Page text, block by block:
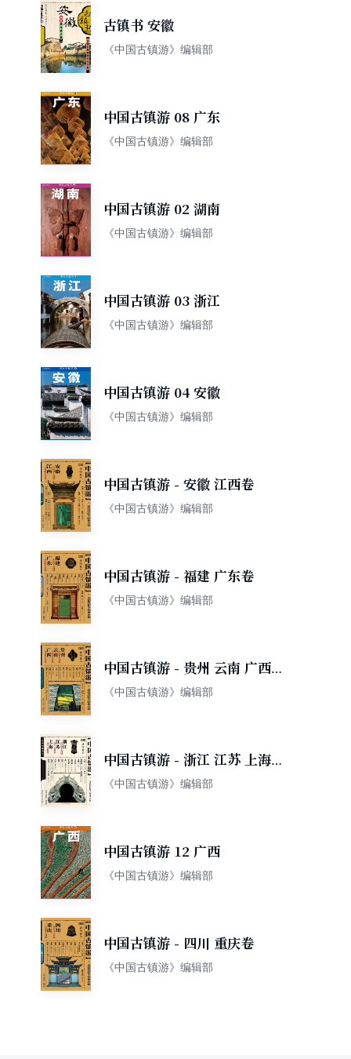
古镇书 安徽
《中国古镇游》编辑部
中国古镇游 08 广东
《中国古镇游》编辑部
中国古镇游 02 湖南
《中国古镇游》编辑部
中国古镇游 03 浙江
《中国古镇游》编辑部
中国古镇游 04 安徽
《中国古镇游》编辑部
中国古镇游 - 安徽 江西卷
《中国古镇游》编辑部
中国古镇游 - 福建 广东卷
《中国古镇游》编辑部
中国古镇游 - 贵州 云南 广西
卷
《中国古镇游》编辑部
中国古镇游 - 浙江 江苏 上海
卷
《中国古镇游》编辑部
中国古镇游 12 广西
《中国古镇游》编辑部
中国古镇游 - 四川 重庆卷
《中国古镇游》编辑部